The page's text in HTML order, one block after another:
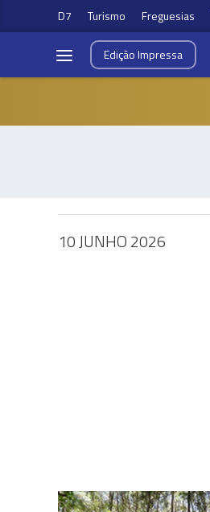
D7 Turismo Freguesias
EdiçãoImpressa
10 JUNHO 2026